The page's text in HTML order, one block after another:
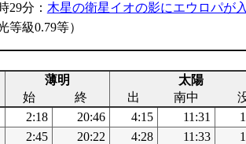
29分： 木星の衛星イオの影にエウロパが
等級0.79等）
薄明
太陽
始
終 出 南中
2:18 20:46 4:15 11:31
2:45 20:22 4:28 11:33